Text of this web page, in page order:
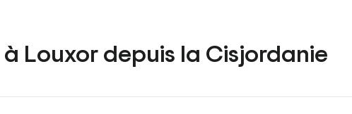
Louxor depuis la Cisjordanie